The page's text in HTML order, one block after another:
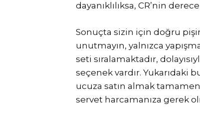
dayanıklılıksa, CR’nin
Sonuçta sizin için doğru
unutmayın, yalnızca
seti sıralamaktadır,
seçenek vardır. Yukarıdaki
ucuza satın almak
servet harcamanıza gerek